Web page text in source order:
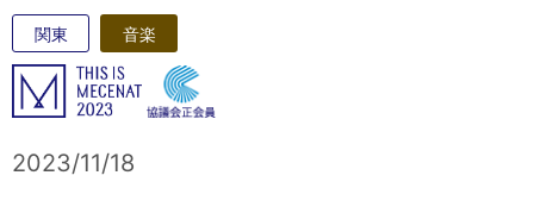
関東 音楽
2023/11/18